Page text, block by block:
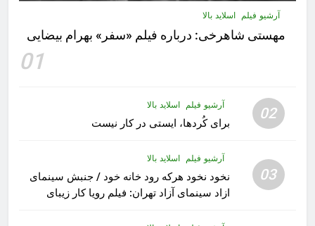
آرشیو فیلم اسلاید بالا
مهستى شاهرخى:‌ درباره فيلم «سفر» بهرام بیضایی
01
02 آرشیو فیلم اسلاید بالا
برای کُردها، ایستی در کار نیست
03
آرشیو فیلم اسلاید بالا
نخود نخود هرکه رود خانه خود / جنبش سینمای
ازاد سینمای آزاد تهران: فیلم رویا کار زیبای